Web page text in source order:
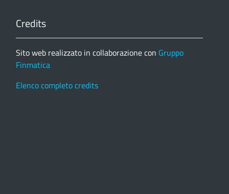
Credits
Sito web realizzato in collaborazione con Gruppo
Finmatica
Elenco completo credits